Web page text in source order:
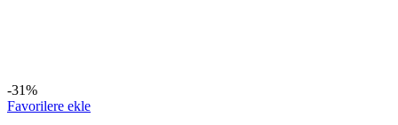
-31%
Favorilere ekle